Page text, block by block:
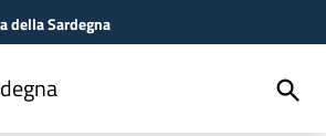
della Sardegna